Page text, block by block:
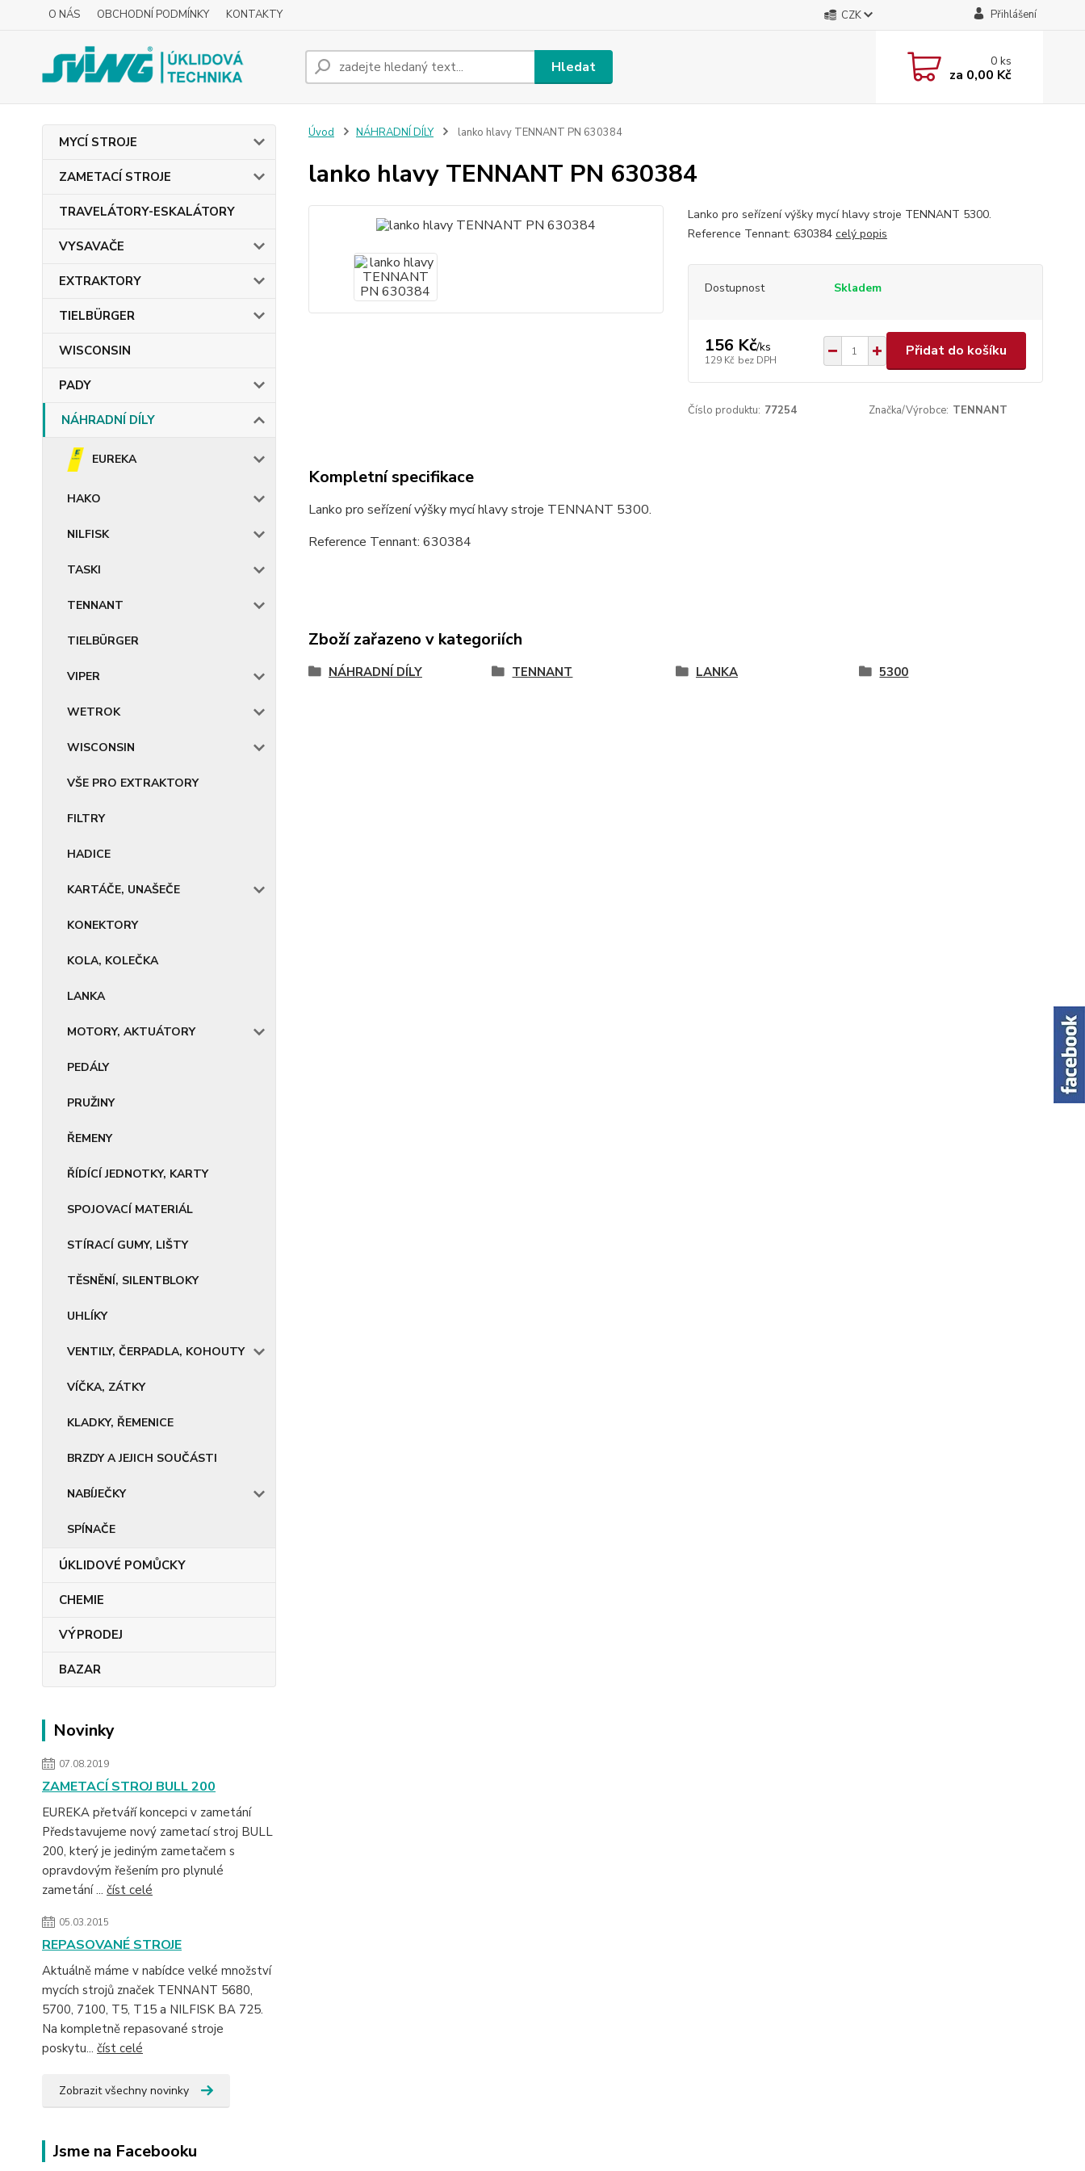
O NÁS OBCHODNÍ PODMÍNKY KONTAKTY CZK Přihlášení
Hledat 0ks
za 0,00 Kč
MYCÍ STROJE
ZAMETACÍ STROJE
TRAVELÁTORY-ESKALÁTORY
VYSAVAČE
EXTRAKTORY
TIELBÜRGER
WISCONSIN
PADY
NÁHRADNÍ DÍLY
EUREKA
HAKO
NILFISK
TASKI
TENNANT
TIELBÜRGER
VIPER
WETROK
WISCONSIN
VŠE PRO EXTRAKTORY
FILTRY
HADICE
KARTÁČE, UNAŠEČE
KONEKTORY
KOLA, KOLEČKA
LANKA
MOTORY, AKTUÁTORY
PEDÁLY
PRUŽINY
ŘEMENY
ŘÍDÍCÍ JEDNOTKY, KARTY
SPOJOVACÍ MATERIÁL
STÍRACÍ GUMY, LIŠTY
TĚSNĚNÍ, SILENTBLOKY
UHLÍKY
VENTILY, ČERPADLA, KOHOUTY
VÍČKA, ZÁTKY
KLADKY, ŘEMENICE
BRZDY A JEJICH SOUČÁSTI
NABÍJEČKY
SPÍNAČE
ÚKLIDOVÉ POMŮCKY
CHEMIE
VÝPRODEJ
BAZAR
Novinky
07.08.2019
ZAMETACÍ STROJ BULL 200
EUREKA přetváří koncepci v zametání
Představujeme nový zametací stroj BULL
200, který je jediným zametačem s
opravdovým řešením pro plynulé
zametání ... číst celé
05.03.2015
REPASOVANÉ STROJE
Aktuálně máme v nabídce velké množství
mycích strojů značek TENNANT 5680,
5700, 7100, T5, T15 a NILFISK BA 725.
Na kompletně repasované stroje
poskytu... číst celé
Zobrazit všechny novinky
Jsme na Facebooku
Úvod NÁHRADNÍ DÍLY lanko hlavy TENNANT PN 630384
lanko hlavy TENNANT PN 630384
Lanko pro seřízení výšky mycí hlavy stroje TENNANT 5300.
Reference Tennant: 630384 celý popis
Dostupnost Skladem
156 Kč/ks
129 Kč bez DPH
Přidat do košíku
Číslo produktu: 77254 Značka/Výrobce: TENNANT
Kompletní specifikace
Lanko pro seřízení výšky mycí hlavy stroje TENNANT 5300.
Reference Tennant: 630384
Zboží zařazeno v kategoriích
NÁHRADNÍ DÍLY TENNANT LANKA 5300